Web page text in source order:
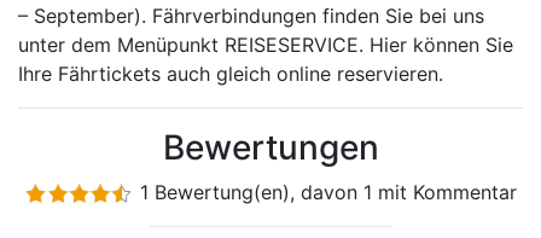
– September). Fährverbindungen finden Sie bei uns
unter dem Menüpunkt REISESERVICE. Hier können Sie
Ihre Fährtickets auch gleich online reservieren.
Bewertungen
1 Bewertung(en), davon 1 mit Kommentar